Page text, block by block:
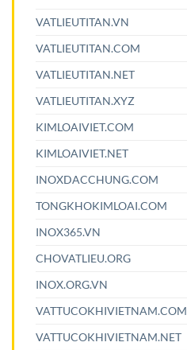
VATLIEUTITAN.VN
VATLIEUTITAN.COM
VATLIEUTITAN.NET
VATLIEUTITAN.XYZ
KIMLOAIVIET.COM
KIMLOAIVIET.NET
INOXDACCHUNG.COM
TONGKHOKIMLOAI.COM
INOX365.VN
CHOVATLIEU.ORG
INOX.ORG.VN
VATTUCOKHIVIETNAM.COM
VATTUCOKHIVIETNAM.NET